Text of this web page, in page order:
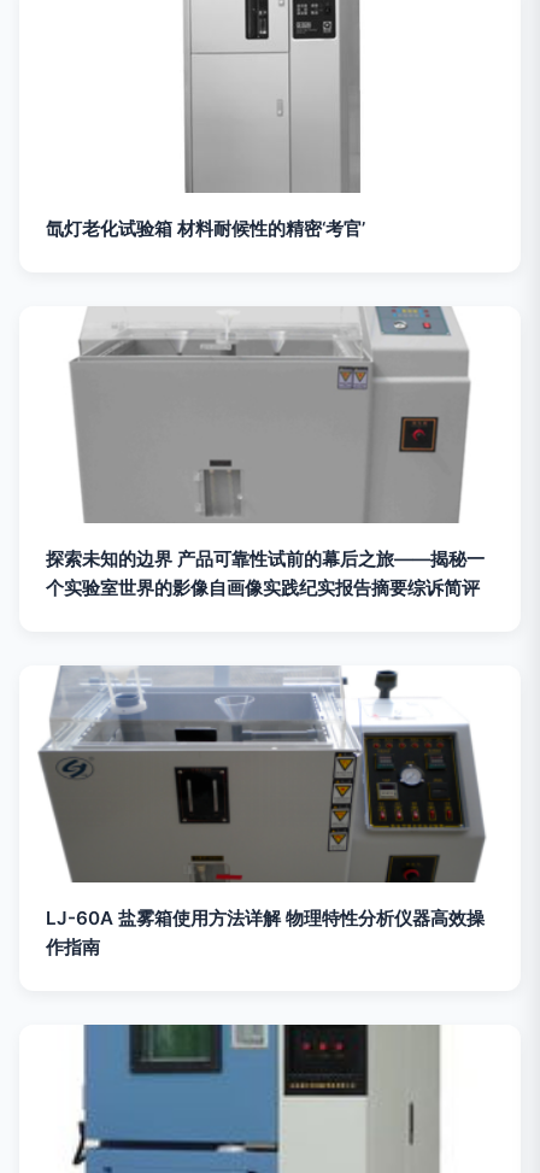
氙灯老化试验箱 材料耐候性的精密‘考官’
探索未知的边界 产品可靠性试前的幕后之旅——揭秘一
个实验室世界的影像自画像实践纪实报告摘要综诉简评
LJ-60A 盐雾箱使用方法详解 物理特性分析仪器高效操
作指南